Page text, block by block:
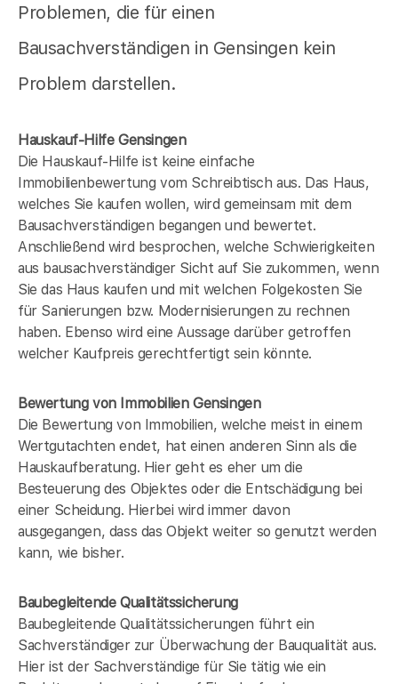
Problemen, die für einen
Bausachverständigen in Gensingen kein
Problem darstellen.
Hauskauf-Hilfe Gensingen
Die Hauskauf-Hilfe ist keine einfache
Immobilienbewertung vom Schreibtisch aus. Das Haus,
welches Sie kaufen wollen, wird gemeinsam mit dem
Bausachverständigen begangen und bewertet.
Anschließend wird besprochen, welche Schwierigkeiten
aus bausachverständiger Sicht auf Sie zukommen, wenn
Sie das Haus kaufen und mit welchen Folgekosten Sie
für Sanierungen bzw. Modernisierungen zu rechnen
haben. Ebenso wird eine Aussage darüber getroffen
welcher Kaufpreis gerechtfertigt sein könnte.
Bewertung von Immobilien Gensingen
Die Bewertung von Immobilien, welche meist in einem
Wertgutachten endet, hat einen anderen Sinn als die
Hauskaufberatung. Hier geht es eher um die
Besteuerung des Objektes oder die Entschädigung bei
einer Scheidung. Hierbei wird immer davon
ausgegangen, dass das Objekt weiter so genutzt werden
kann, wie bisher.
Baubegleitende Qualitätssicherung
Baubegleitende Qualitätssicherungen führt ein
Sachverständiger zur Überwachung der Bauqualität aus.
Hier ist der Sachverständige für Sie tätig wie ein